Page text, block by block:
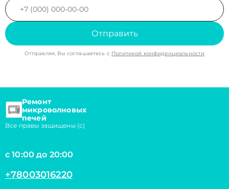
Отправить
Отправляя, Вы соглашаетесь с Политикой конфиденциальности
Ремонт
микроволновых
печей
Все правы защищены (с)
с 10:00 до 20:00
+78003016220